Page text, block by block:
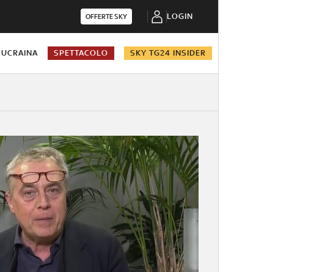
OFFERTE SKY LOGIN
UCRAINA SPETTACOLO SKY TG24 INSIDER